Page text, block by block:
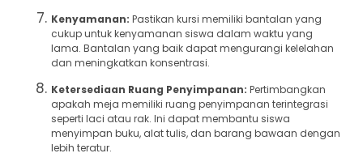
Kenyamanan: Pastikan kursi memiliki bantalan yang
cukup untuk kenyamanan siswa dalam waktu yang
lama. Bantalan yang baik dapat mengurangi kelelahan
dan meningkatkan konsentrasi.
Ketersediaan Ruang Penyimpanan: Pertimbangkan
apakah meja memiliki ruang penyimpanan terintegrasi
seperti laci atau rak. Ini dapat membantu siswa
menyimpan buku, alat tulis, dan barang bawaan dengan
lebih teratur.